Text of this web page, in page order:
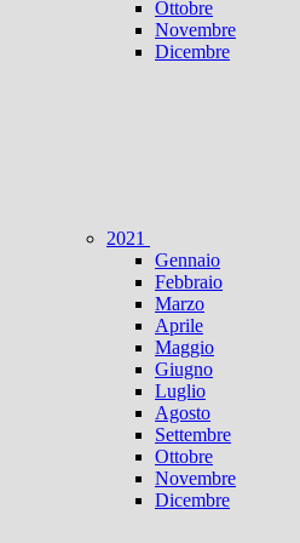
Ottobre
Novembre
Dicembre
2021
Gennaio
Febbraio
Marzo
Aprile
Maggio
Giugno
Luglio
Agosto
Settembre
Ottobre
Novembre
Dicembre